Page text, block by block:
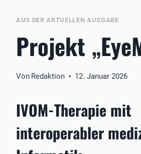
AUS DER AKTUELLEN AUSGABE
Projekt
Von Redaktion 12. Januar 2026
IVOM-Therapie mit
interoperabler